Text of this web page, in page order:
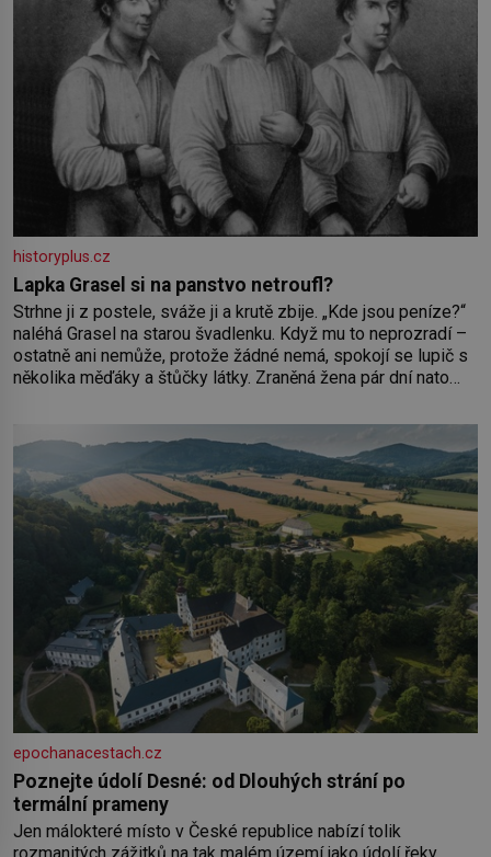
historyplus.cz
Lapka Grasel si na panstvo netroufl?
Strhne ji z postele, sváže ji a krutě zbije. „Kde jsou peníze?“
naléhá Grasel na starou švadlenku. Když mu to neprozradí –
ostatně ani nemůže, protože žádné nemá, spokojí se lupič s
několika měďáky a štůčky látky. Zraněná žena pár dní nato
dlouho po jeho smrti
epochanacestach.cz
Poznejte údolí Desné: od Dlouhých strání po
termální prameny
Jen málokteré místo v České republice nabízí tolik